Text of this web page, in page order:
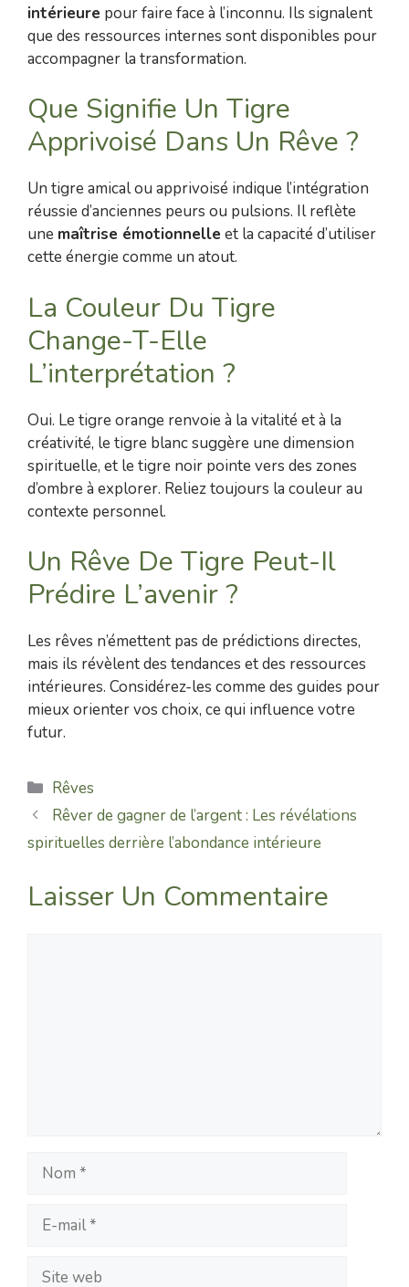
intérieure pour faire face à l’inconnu. Ils signalent
que des ressources internes sont disponibles pour
accompagner la transformation.
Que Signifie Un Tigre
Apprivoisé Dans Un Rêve ?
Un tigre amical ou apprivoisé indique l’intégration
réussie d’anciennes peurs ou pulsions. Il reflète
une maîtrise émotionnelle et la capacité d’utiliser
cette énergie comme un atout.
La Couleur Du Tigre
Change-T-Elle
L’interprétation ?
Oui. Le tigre orange renvoie à la vitalité et à la
créativité, le tigre blanc suggère une dimension
spirituelle, et le tigre noir pointe vers des zones
d’ombre à explorer. Reliez toujours la couleur au
contexte personnel.
Un Rêve De Tigre Peut-Il
Prédire L’avenir ?
Les rêves n’émettent pas de prédictions directes,
mais ils révèlent des tendances et des ressources
intérieures. Considérez-les comme des guides pour
mieux orienter vos choix, ce qui influence votre
futur.
Catégories
Rêves
Rêver de gagner de l’argent : Les révélations
spirituelles derrière l’abondance intérieure
Laisser Un Commentaire
Nom
mail
Site